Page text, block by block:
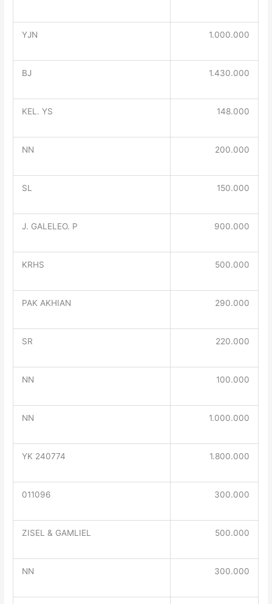
YJN 1.000.000
BJ 1.430.000
KEL. YS 148.000
NN 200.000
SL 150.000
J. GALELEO. P 900.000
KRHS 500.000
PAK AKHIAN 290.000
SR 220.000
NN 100.000
NN 1.000.000
YK 240774 1.800.000
011096 300.000
ZISEL & GAMLIEL 500.000
NN 300.000